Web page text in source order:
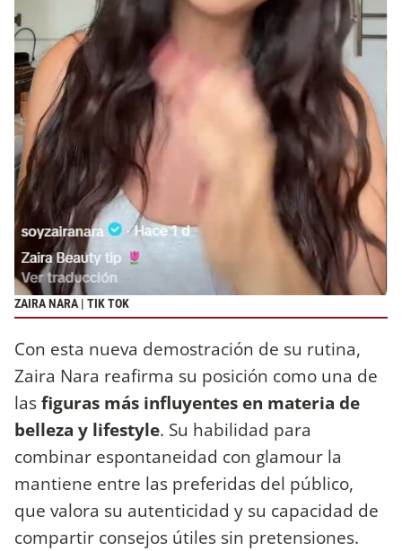
ZAIRA NARA | TIK TOK
Con esta nueva demostración de su rutina,
Zaira Nara reafirma su posición como una de
lasfiguras más influyentes en materia de
belleza y lifestyle. Su habilidad para
combinar espontaneidad con glamour la
mantiene entre las preferidas del público,
que valora su autenticidad y su capacidad de
compartir consejos útiles sin pretensiones.